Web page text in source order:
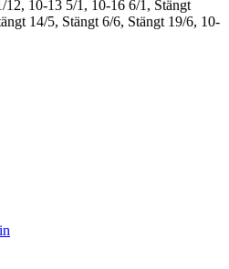
12, 10-13 5/1, 10-16 6/1, Stängt
14/5, Stängt 6/6, Stängt 19/6, 10-